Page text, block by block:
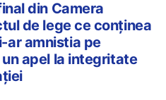
din Camera
de lege ce conținea
ar amnistia pe
apel la integritate